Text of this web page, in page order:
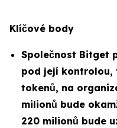
Klíčové body
Společnost Bitget
pod její kontrolou,
tokenů, na
milionů bude
220 milionů bude